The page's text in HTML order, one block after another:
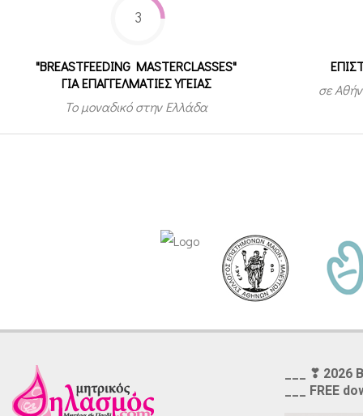
3
"BREASTFEEDING MASTERCLASSES"
ΓΙΑ ΕΠΑΓΓΕΛΜΑΤΙΕΣ ΥΓΕΙΑΣ
Το μοναδικό στην Ελλάδα
σε
___ ❣
___ FREE